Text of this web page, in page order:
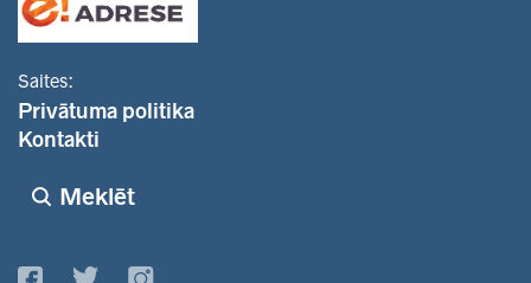
Saites:
Privātuma politika
Kontakti
Meklēt